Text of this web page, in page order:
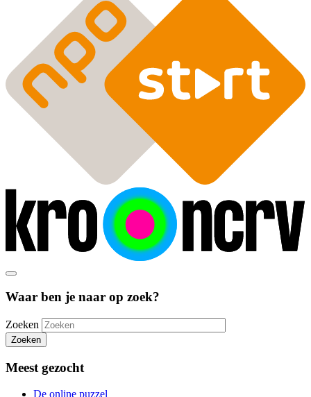
Waar ben je naar op zoek?
Zoeken
Zoeken
Meest gezocht
De online puzzel